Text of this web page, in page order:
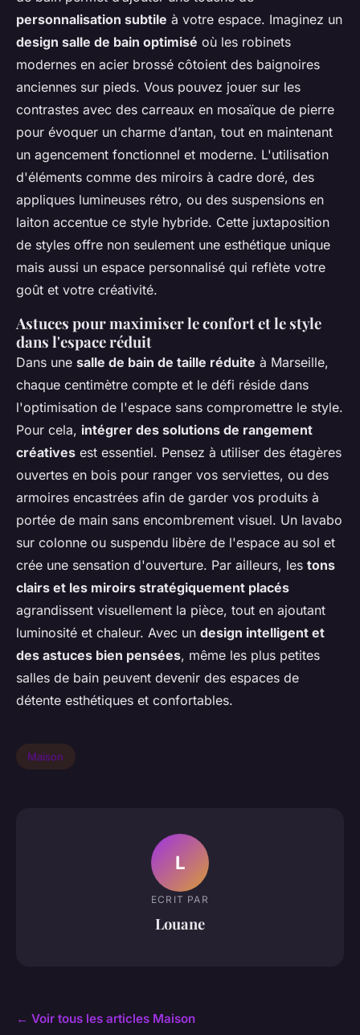
personnalisation subtile à votre espace. Imaginez un
design salle de bain optimisé où les robinets
modernes en acier brossé côtoient des baignoires
anciennes sur pieds. Vous pouvez jouer sur les
contrastes avec des carreaux en mosaïque de pierre
pour évoquer un charme d’antan, tout en maintenant
un agencement fonctionnel et moderne. L'utilisation
d'éléments comme des miroirs à cadre doré, des
appliques lumineuses rétro, ou des suspensions en
laiton accentue ce style hybride. Cette juxtaposition
de styles offre non seulement une esthétique unique
mais aussi un espace personnalisé qui reflète votre
goût et votre créativité.
Astuces pour maximiser le confort et le style
dans l'espace réduit
Dans une salle de bain de taille réduite à Marseille,
chaque centimètre compte et le défi réside dans
l'optimisation de l'espace sans compromettre le style.
Pour cela, intégrer des solutions de rangement
créatives est essentiel. Pensez à utiliser des étagères
ouvertes en bois pour ranger vos serviettes, ou des
armoires encastrées afin de garder vos produits à
portée de main sans encombrement visuel. Un lavabo
sur colonne ou suspendu libère de l'espace au sol et
crée une sensation d'ouverture. Par ailleurs, les tons
clairs et les miroirs stratégiquement placés
agrandissent visuellement la pièce, tout en ajoutant
luminosité et chaleur. Avec un design intelligent et
des astuces bien pensées, même les plus petites
salles de bain peuvent devenir des espaces de
détente esthétiques et confortables.
Maison
L
ECRIT PAR
Louane
← Voir tous les articles Maison